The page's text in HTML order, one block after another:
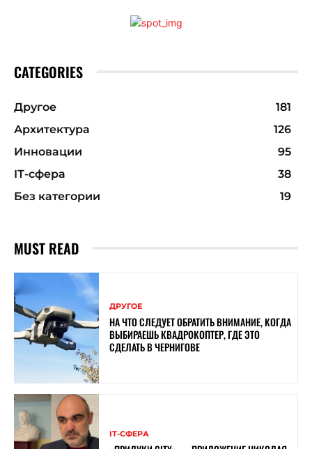
CATEGORIES
Другое
181
Архитектура
126
Инновации
95
ІТ-сфера
38
Без категории
19
MUST READ
ДРУГОЕ
НА ЧТО СЛЕДУЕТ ОБРАТИТЬ ВНИМАНИЕ, КОГДА
ВЫБИРАЕШЬ КВАДРОКОПТЕР, ГДЕ ЭТО
СДЕЛАТЬ В ЧЕРНИГОВЕ
ІТ-СФЕРА